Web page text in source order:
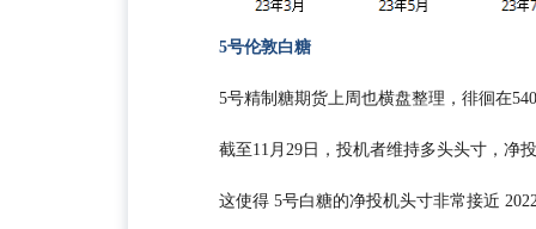
5号伦敦白糖
5号精制糖期货上周也横盘整理，徘徊在
截至11月29日，投机者维持多头头寸，净
这使得 5号白糖的净投机头寸非常接近